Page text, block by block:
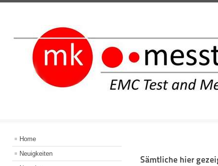
Home
Neuigkeiten
Sämtliche hier